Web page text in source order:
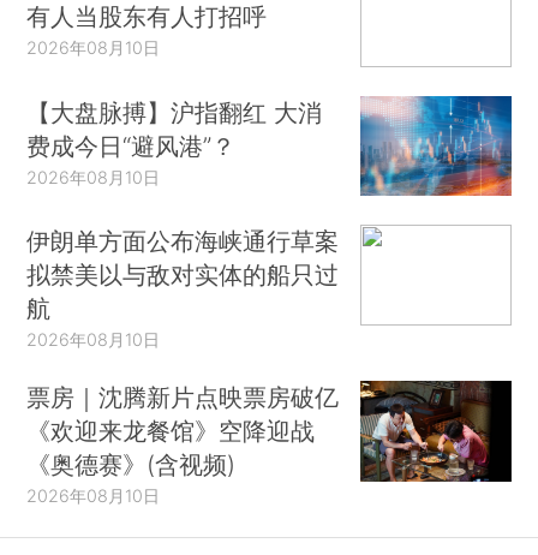
有人当股东有人打招呼
2026年08月10日
【大盘脉搏】沪指翻红 大消
费成今日“避风港”？
2026年08月10日
伊朗单方面公布海峡通行草案
拟禁美以与敌对实体的船只过
航
2026年08月10日
票房｜沈腾新片点映票房破亿
《欢迎来龙餐馆》空降迎战
《奥德赛》(含视频)
2026年08月10日